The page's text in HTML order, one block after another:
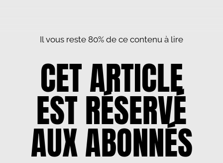
Il vous reste 80% de ce contenu à lire
CET ARTICLE
EST RÉSERVÉ
AUX ABONNÉS